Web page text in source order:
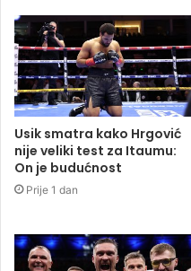
Usik smatra kako Hrgović
nije veliki test za Itaumu:
On je budućnost
Prije 1 dan